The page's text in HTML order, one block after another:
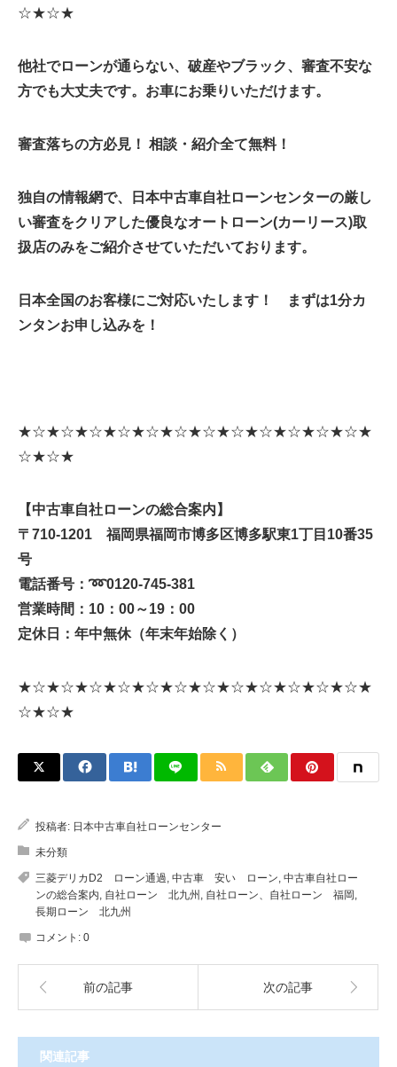
☆★☆★
他社でローンが通らない、破産やブラック、審査不安な
方でも大丈夫です。お車にお乗りいただけます。
審査落ちの方必見！ 相談・紹介全て無料！
独自の情報網で、日本中古車自社ローンセンターの厳し
い審査をクリアした優良なオートローン(カーリース)取
扱店のみをご紹介させていただいております。
日本全国のお客様にご対応いたします！ まずは1分カ
ンタンお申し込みを！
★☆★☆★☆★☆★☆★☆★☆★☆★☆★☆★☆★☆★
☆★☆★
【中古車自社ローンの総合案内】
〒710-1201 福岡県福岡市博多区博多駅東1丁目10番35
号
電話番号： ➿0120-745-381
営業時間：10：00～19：00
定休日：年中無休（年末年始除く）
★☆★☆★☆★☆★☆★☆★☆★☆★☆★☆★☆★☆★
☆★☆★
投稿者: 日本中古車自社ローンセンター
未分類
三菱デリカD2 ローン通過, 中古車 安い ローン, 中古車自社ロー
ンの総合案内, 自社ローン 北九州 , 自社ローン、自社ローン 福岡 ,
長期ローン 北九州
コメント: 0
前の記事 次の記事
関連記事